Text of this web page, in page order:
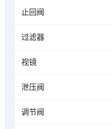
止回阀
过滤器
视镜
泄压阀
调节阀